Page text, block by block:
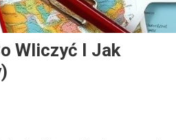
Wliczyć I Jak